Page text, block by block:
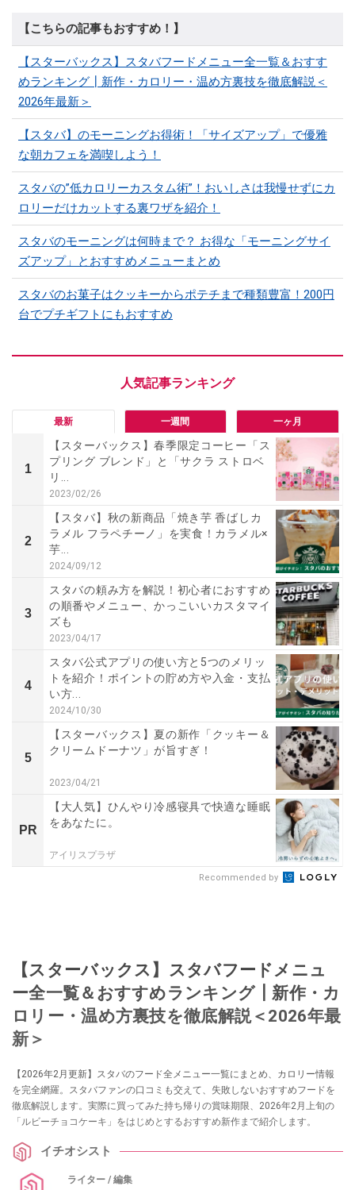
【こちらの記事もおすすめ！】
【スターバックス】スタバフードメニュー全一覧＆おすす
めランキング┃新作・カロリー・温め方裏技を徹底解説＜
2026年最新＞
【スタバ】のモーニングお得術！「サイズアップ」で優雅
な朝カフェを満喫しよう！
スタバの”低カロリーカスタム術”！おいしさは我慢せずにカ
ロリーだけカットする裏ワザを紹介！
スタバのモーニングは何時まで？ お得な「モーニングサイ
ズアップ」とおすすめメニューまとめ
スタバのお菓子はクッキーからポテチまで種類豊富！200円
台でプチギフトにもおすすめ
最新 一週間 一ヶ月
1
【スターバックス】春季限定コーヒー「ス
プリング ブレンド」と「サクラ ストロベ
リ...
2023/02/26
2
【スタバ】秋の新商品「焼き芋 香ばしカ
ラメル フラペチーノ」を実食！カラメル×
芋...
2024/09/12
3
スタバの頼み方を解説！初心者におすすめ
の順番やメニュー、かっこいいカスタマイ
ズも
2023/04/17
4
スタバ公式アプリの使い方と5つのメリッ
トを紹介！ポイントの貯め方や入金・支払
い方...
2024/10/30
5
【スターバックス】夏の新作「クッキー＆
クリームドーナツ」が旨すぎ！
2023/04/21
PR
【大人気】ひんやり冷感寝具で快適な睡眠
をあなたに。
アイリスプラザ
Recommended by
【スターバックス】スタバフードメニュ
ー全一覧＆おすすめランキング┃新作・カ
ロリー・温め方裏技を徹底解説＜2026年最
新＞
【2026年2月更新】スタバのフード全メニュー一覧にまとめ、カロリー情報
を完全網羅。スタバファンの口コミも交えて、失敗しないおすすめフードを
徹底解説します。実際に買ってみた持ち帰りの賞味期限、2026年2月上旬の
「ルビーチョコケーキ」をはじめとするおすすめ新作まで紹介します。
イチオシスト
ライター / 編集